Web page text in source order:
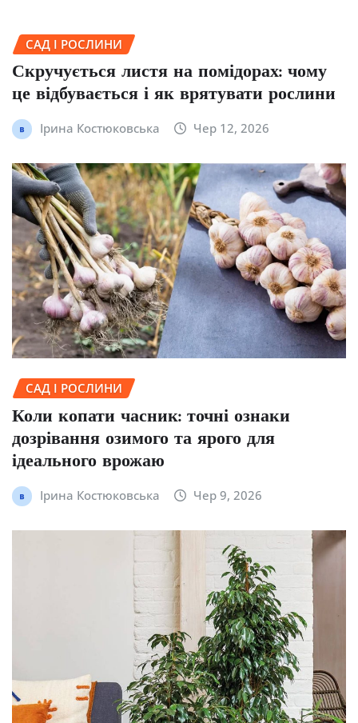
САД І РОСЛИНИ
Скручується листя на помідорах: чому
це відбувається і як врятувати рослини
Ірина Костюковська Чер 12, 2026
САД І РОСЛИНИ
Коли копати часник: точні ознаки
дозрівання озимого та ярого для
ідеального врожаю
Ірина Костюковська Чер 9, 2026